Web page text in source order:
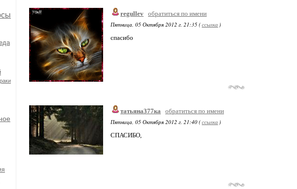
regullev обратиться по имени
Пятница, 05 Октября 2012 г. 21:35 (ссылка )
спасибо
татьяна377ка
обратиться по имени
Пятница, 05 Октября 2012 г. 21:40 (ссылка )
СПАСИБО,